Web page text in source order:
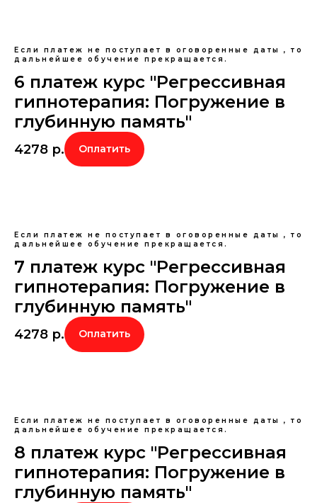
Если платеж не поступает в оговоренные даты , то
дальнейшее обучение прекращается.
6 платеж курс "Регрессивная
гипнотерапия: Погружение в
глубинную память"
4278 р. Оплатить
Если платеж не поступает в оговоренные даты , то
дальнейшее обучение прекращается.
7 платеж курс "Регрессивная
гипнотерапия: Погружение в
глубинную память"
4278 р. Оплатить
Если платеж не поступает в оговоренные даты , то
дальнейшее обучение прекращается.
8 платеж курс "Регрессивная
гипнотерапия: Погружение в
глубинную память"